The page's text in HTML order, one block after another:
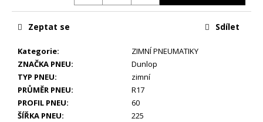
Kategorie:
ZIMNÍ PNEUMATIKY
ZNAČKA PNEU:
Dunlop
TYP PNEU:
zimní
PRŮMĚR PNEU:
R17
PROFIL PNEU:
60
ŠÍŘKA PNEU:
225
Zeptat se Sdílet
ŠKODA
KAROQ
ALU
DISKY
5X112
R19
(57A601025R)
SADA